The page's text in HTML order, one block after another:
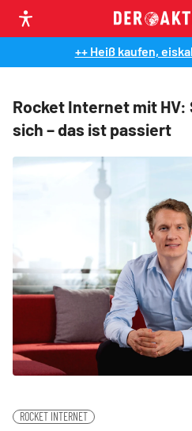
++ Heiß kaufen,
Rocket Internet mit
sich – das ist passiert
ROCKET INTERNET